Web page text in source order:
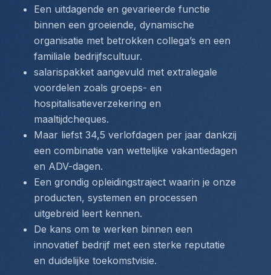
Een uitdagende en gevarieerde functie
binnen een groeiende, dynamische
organisatie met betrokken collega’s en een
familiale bedrijfscultuur.
salarispakket aangevuld met extralegale
voordelen zoals groeps- en
hospitalisatieverzekering en
maaltijdcheques.
Maar liefst 34,5 verlofdagen per jaar dankzij
een combinatie van wettelijke vakantiedagen
en ADV-dagen.
Een grondig opleidingstraject waarin je onze
producten, systemen en processen
uitgebreid leert kennen.
De kans om te werken binnen een
innovatief bedrijf met een sterke reputatie
en duidelijke toekomstvisie.